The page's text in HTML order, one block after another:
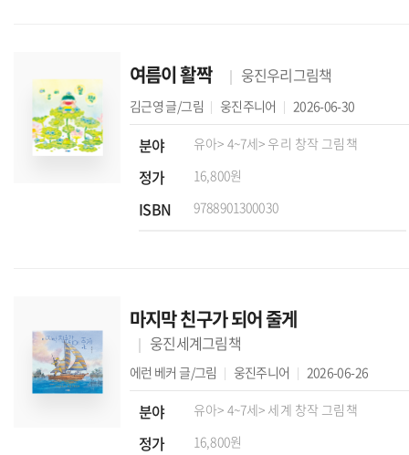
여름이 활짝 웅진우리그림책
김근영 글/그림 웅진주니어 2026-06-30
분야 유아> 4~7세> 우리 창작 그림책
정가 16,800원
ISBN 9788901300030
마지막 친구가 되어 줄게
웅진세계그림책
에런 베커 글/그림 웅진주니어 2026-06-26
분야 유아> 4~7세> 세계 창작 그림책
정가 16,800원